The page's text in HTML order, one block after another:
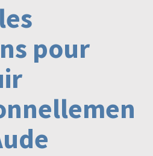
Commerce
Cheval
pour